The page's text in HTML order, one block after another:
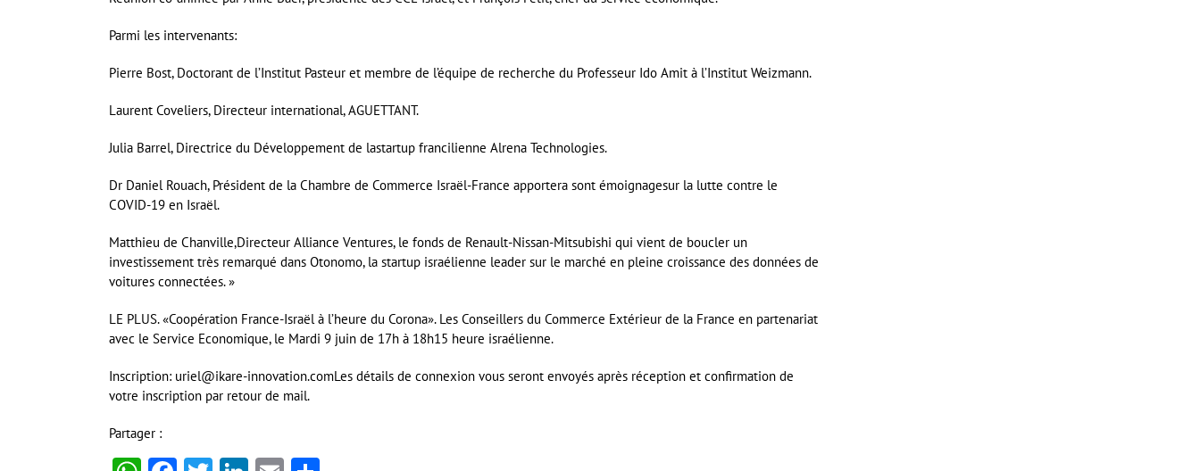
Parmi les intervenants:
Pierre Bost, Doctorant de l’Institut Pasteur et membre de l’équipe de recherche du Professeur Ido Amit à l’Institut Weizmann.
Laurent Coveliers, Directeur international, AGUETTANT.
Julia Barrel, Directrice du Développement de lastartup francilienne Alrena Technologies.
Dr Daniel Rouach, Président de la Chambre de Commerce Israël-France apportera sont émoignagesur la lutte contre le
COVID-19 en Israël.
Matthieu de Chanville,Directeur Alliance Ventures, le fonds de Renault-Nissan-Mitsubishi qui vient de boucler un
investissement très remarqué dans Otonomo, la startup israélienne leader sur le marché en pleine croissance des données de
voitures connectées. »
LE PLUS. «Coopération France-Israël à l’heure du Corona». Les Conseillers du Commerce Extérieur de la France en partenariat
avec le Service Economique, le Mardi 9 juin de 17h à 18h15 heure israélienne.
Inscription: uriel@ikare-innovation.comLes détails de connexion vous seront envoyés après réception et confirmation de
votre inscription par retour de mail.
Partager :